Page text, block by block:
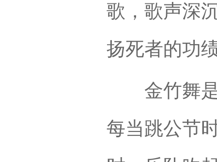
歌，歌声深
扬死者的功
金竹舞是
每当跳公节